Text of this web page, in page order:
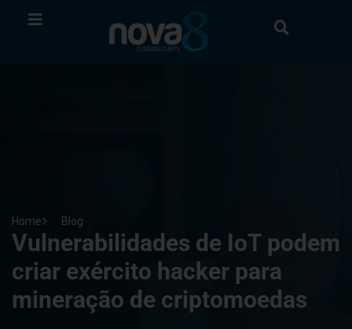
Home Blog
Vulnerabilidades de IoT podem
criar exército hacker para
mineração de criptomoedas